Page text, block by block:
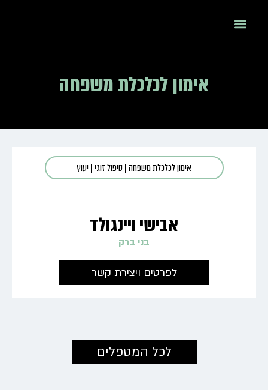
אימון לכלכלת משפחה
אימון לכלכלת משפחה|טיפול זוגי|יעוץ
אבישי ויינגולד
בני ברק
לפרטים ויצירת קשר
לכל המטפלים